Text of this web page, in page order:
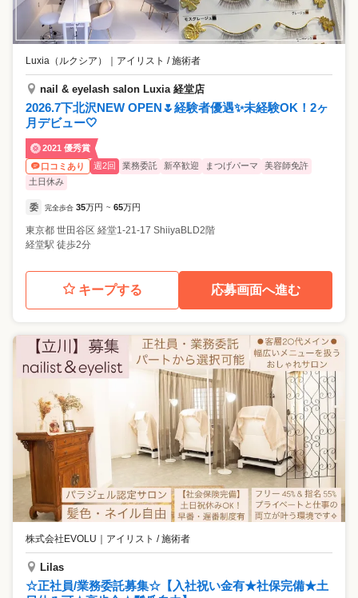
Luxia（ルクシア） ｜ アイリスト / 施術者
nail & eyelash salon Luxia 経堂店
2026.7下北沢NEW OPEN🌷経験者優遇✨未経験OK！2ヶ
月デビュー🤍
2021 優秀賞
口コミあり
週2回 業務委託 新卒歓迎 まつげパーマ
美容師免許
土日休み
委 完全歩合 35万円 ~ 65万円
東京都 世田谷区 経堂1-21-17 ShiiyaBLD2階
経堂駅 徒歩2分
キープする 応募画面へ進む
株式会社EVOLU アイリスト / 施術者
Lilas
☆正社員/業務委託募集☆【入社祝い金有★社保完備★土